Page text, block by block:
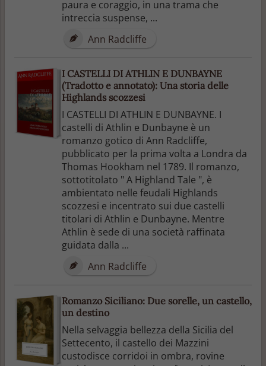
paura e coraggio, in una trama che
intreccia suspense, ...
Ann Radcliffe
I CASTELLI DI ATHLIN E DUNBAYNE
(Tradotto e annotato): Una storia delle
Highlands scozzesi
I CASTELLI DI ATHLIN E DUNBAYNE. I
castelli di Athlin e Dunbayne è un
romanzo gotico di Ann Radcliffe,
pubblicato per la prima volta a Londra da
Thomas Hookham nel 1789. Il romanzo,
sottotitolato " A Highland Tale ", è
ambientato nelle feudali Highlands
scozzesi e incentrato sui due castelli
titolari di Athlin e Dunbayne. Mentre
Athlin è sede di una società raffinata
guidata dalla ...
Ann Radcliffe
Romanzo Siciliano: Due sorelle, un castello,
un destino
Nella selvaggia bellezza della Sicilia del
Settecento, il castello dei Mazzini
custodisce corridoi in ombra, rovine